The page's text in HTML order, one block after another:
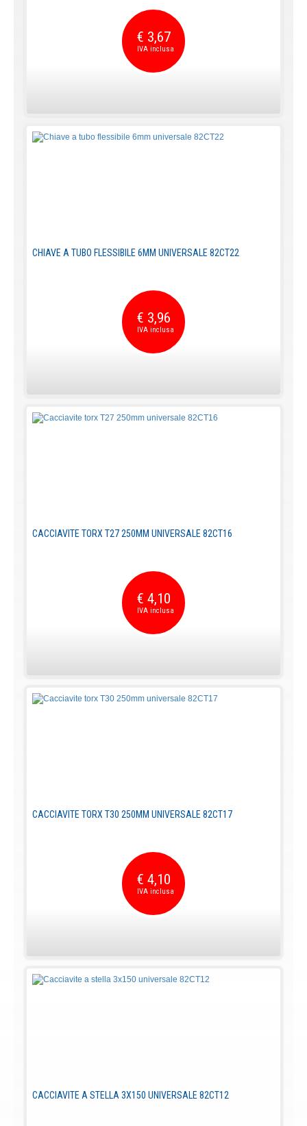
€ 3,67
CHIAVE A TUBO FLESSIBILE 6MM UNIVERSALE 82CT22
€ 3,96
CACCIAVITE TORX T27 250MM UNIVERSALE 82CT16
€ 4,10
CACCIAVITE TORX T30 250MM UNIVERSALE 82CT17
€ 4,10
CACCIAVITE A STELLA 3X150 UNIVERSALE 82CT12